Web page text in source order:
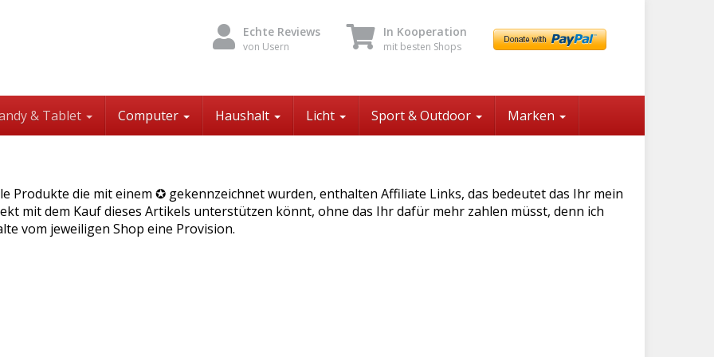
Echte Reviews
von Usern
In Kooperation
mit besten Shops
& Tablet Computer Haushalt Licht Sport & Outdoor Marken
Produkte die mit einem ✪ gekennzeichnet wurden, enthalten Affiliate Links, das bedeutet das Ihr mein
mit dem Kauf dieses Artikels unterstützen könnt, ohne das Ihr dafür mehr zahlen müsst, denn ich
vom jeweiligen Shop eine Provision.